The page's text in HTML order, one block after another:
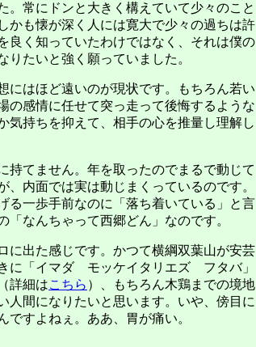
常にドンと大きく構えていて少々のこと
かも懐が深く人には寛大で少々の過ちは許
良く知っていたわけではなく、それは僕の
たいと強く願っていました。
はほど遠いのが現状です。もちろん若い
の感情に任せて突っ走って後悔するような
気持ちを抑えて、相手の心を推量し理解し
てません。年を取ったのでまるで動じて
内面では実は動じまくっているのです。
る一歩手前なのに「落ち着いている」と言
なんちゃって西郷どん」なのです。
出た感じです。かつて横綱双葉山が安芸
に「イマダ モッケイタリエズ フタバ」
詳細はこちら ）、もちろん木鶏までの境地
人間になりたいと思います。いや、傍目に
すよねぇ。ああ、胃が痛い。